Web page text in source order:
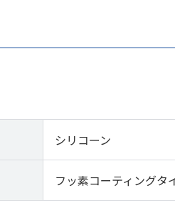
シリコーン
フッ素コーティングタ